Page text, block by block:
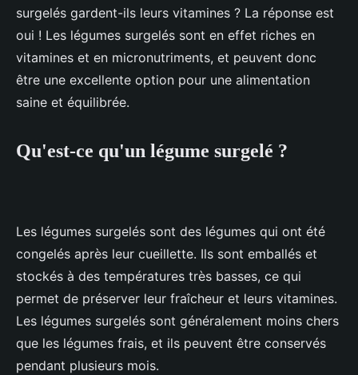
surgelés gardent-ils leurs vitamines ? La réponse est
oui ! Les légumes surgelés sont en effet riches en
vitamines et en micronutriments, et peuvent donc
être une excellente option pour une alimentation
saine et équilibrée.
Qu'est-ce qu'un légume surgelé ?
Les légumes surgelés sont des légumes qui ont été
congelés après leur cueillette. Ils sont emballés et
stockés à des températures très basses, ce qui
permet de préserver leur fraîcheur et leurs vitamines.
Les légumes surgelés sont généralement moins chers
que les légumes frais, et ils peuvent être conservés
pendant plusieurs mois.